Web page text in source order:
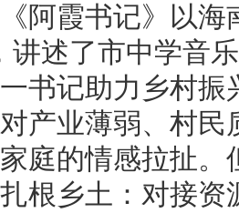
霞书记》以海
讲述了市中学音
书记助力乡村振
产业薄弱、村
庭的情感拉扯。
根乡土：对接资